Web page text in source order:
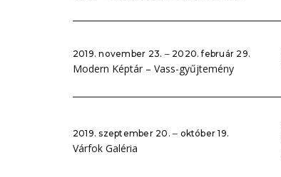
2019. november 23. ‒ 2020. február 29.
Modern Képtár – Vass-gyűjtemény
2019. szeptember 20. ‒ október 19.
Várfok Galéria